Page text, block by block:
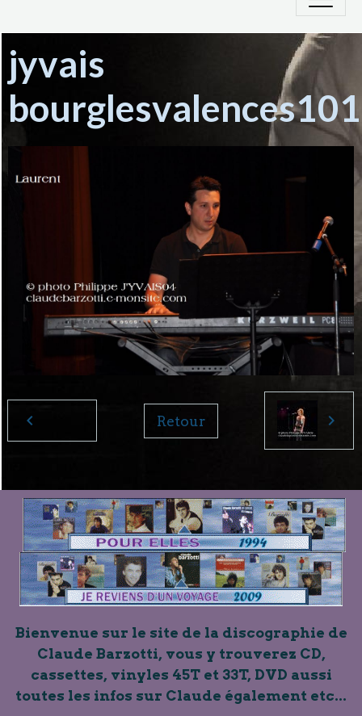
jyvais
bourglesvalences101
Retour
Bienvenue sur le site de la discographie de
Claude Barzotti, vous y trouverez CD,
cassettes, vinyles 45T et 33T, DVD aussi
toutes les infos sur Claude également etc...